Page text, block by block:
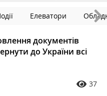
Елеватори
документів
до України всі
37